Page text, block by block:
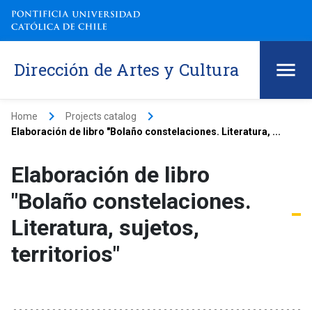
Dirección de Artes y Cultura
Home keyboard_arrow_right Projects catalog keyboard_arrow_right
Elaboración de libro "Bolaño constelaciones. Literatura, ...
Elaboración de libro
"Bolaño constelaciones.
Literatura, sujetos,
territorios"